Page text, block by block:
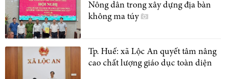
Nông dân trong xây dựng địa bàn
không ma túy
Tp. Huế: xã Lộc An quyết tâm nâng
cao chất lượng giáo dục toàn diện